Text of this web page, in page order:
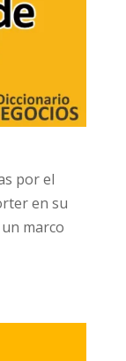
por el
en su
marco